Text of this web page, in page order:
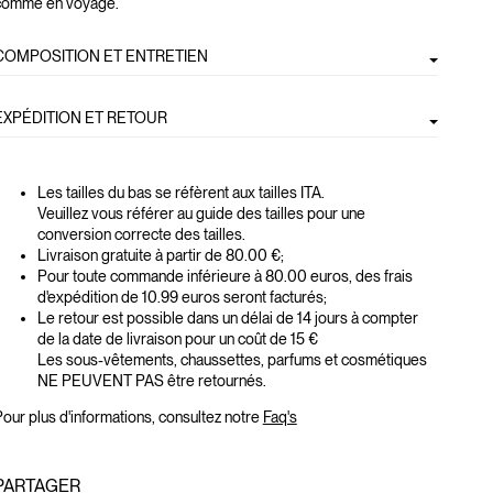
ET ENTRETIEN
ET RETOUR
Les tailles du bas se réfèrent aux tailles ITA.
Veuillez vous référer au guide des tailles pour une
conversion correcte des tailles.
Livraison gratuite à partir de 80.00 €;
Pour toute commande inférieure à 80.00 euros, des frais
d'expédition de 10.99 euros seront facturés;
Le retour est possible dans un délai de 14 jours à compter
de la date de livraison pour un coût de 15 €
Les sous-vêtements, chaussettes, parfums et cosmétiques
NE PEUVENT PAS être retournés.
plus d'informations, consultez notre Faq's